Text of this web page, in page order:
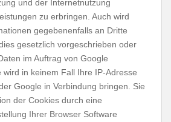
und der Internetnutzung
zu erbringen. Auch wird
gegebenenfalls an Dritte
gesetzlich vorgeschrieben oder
im Auftrag von Google
in keinem Fall Ihre IP-Adresse
Google in Verbindung bringen. Sie
der Cookies durch eine
Ihrer Browser Software